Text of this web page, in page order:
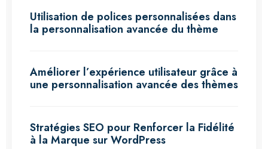
Utilisation de polices personnalisées dans
la personnalisation avancée du thème
Améliorer l’expérience utilisateur grâce à
une personnalisation avancée des thèmes
Stratégies SEO pour Renforcer la Fidélité
à la Marque sur WordPress